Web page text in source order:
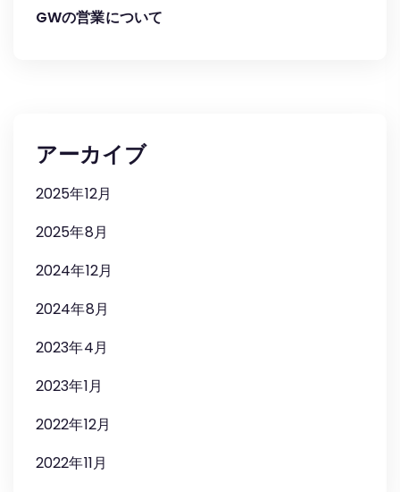
GWの営業について
アーカイブ
2025年12月
2025年8月
2024年12月
2024年8月
2023年4月
2023年1月
2022年12月
2022年11月